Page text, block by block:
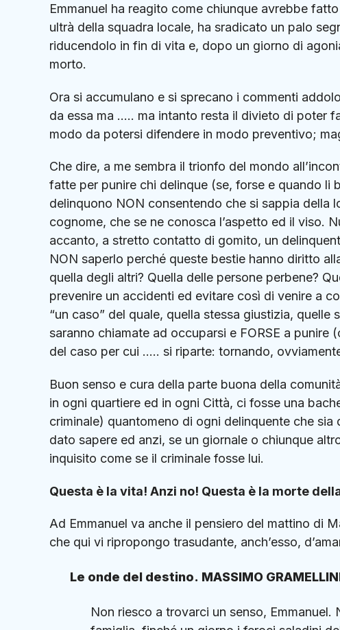
Emmanuel ha reagito come chiunque avrebbe fatto
ultrà della squadra locale, ha sradicato un palo
riducendolo in fin di vita e, dopo un giorno di
morto.
Ora si accumulano e si sprecano i commenti
da essa ma ….. ma intanto resta il divieto di poter
modo da potersi difendere in modo preventivo;
Che dire, a me sembra il trionfo del mondo
fatte per punire chi delinque (se, forse e quando
delinquono NON consentendo che si sappia della
cognome, che se ne conosca l’aspetto ed il viso.
accanto, a stretto contatto di gomito, un
NON saperlo perché queste bestie hanno diritto
quella degli altri? Quella delle persone perbene?
prevenire un accidenti ed evitare così di venire a
“un caso” del quale, quella stessa giustizia, quelle
saranno chiamate ad occuparsi e FORSE a
del caso per cui ….. si riparte: tornando,
Buon senso e cura della parte buona della
in ogni quartiere ed in ogni Città, ci fosse una
criminale) quantomeno di ogni delinquente che
dato sapere ed anzi, se un giornale o chiunque
inquisito come se il criminale fosse lui.
Questa è la vita! Anzi no! Questa è la morte
Ad Emmanuel va anche il pensiero del mattino di
che qui vi ripropongo trasudante, anch’esso,
Le onde del destino. MASSIMO
Non riesco a trovarci un senso,